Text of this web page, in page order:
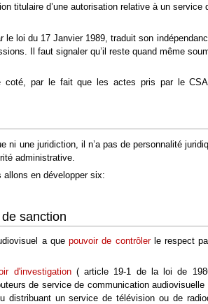
titulaire d’une autorisation relative à un service
le loi du 17 Janvier 1989, traduit son
Il faut signaler qu’il reste quand même
coté, par le fait que les actes pris par le
ni une juridiction, il n’a pas de personnalité
administrative.
allons en développer six:
sanction
a quepouvoir de contrôlerle respect
d'investigation( article 19-1 de la loi de
de service de communication
distribuant un service de télévision ou de